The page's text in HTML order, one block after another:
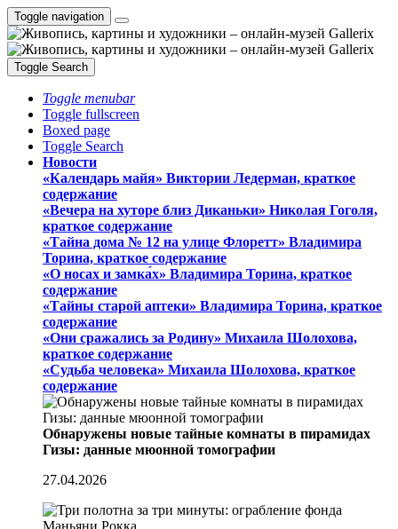
Toggle navigation
Toggle Search
Toggle menubar
Toggle fullscreen
Boxed page
Toggle Search
Новости
«Календарь майя» Виктории Ледерман, краткое
содержание
«Вечера на хуторе близ Диканьки» Николая Гоголя,
краткое содержание
«Тайна дома № 12 на улице Флоретт» Владимира
Торина, краткое содержание
«О носах и замка́х» Владимира Торина, краткое
содержание
«Тайны старой аптеки» Владимира Торина, краткое
содержание
«Они сражались за Родину» Михаила Шолохова,
краткое содержание
«Судьба человека» Михаила Шолохова, краткое
содержание
Обнаружены новые тайные комнаты в пирамидах
Гизы: данные мюонной томографии
27.04.2026